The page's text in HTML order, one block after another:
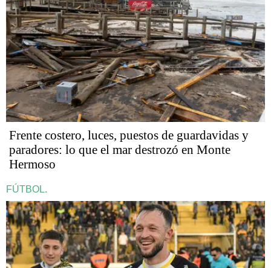
Frente costero, luces, puestos de guardavidas y
paradores: lo que el mar destrozó en Monte
Hermoso
FÚTBOL.